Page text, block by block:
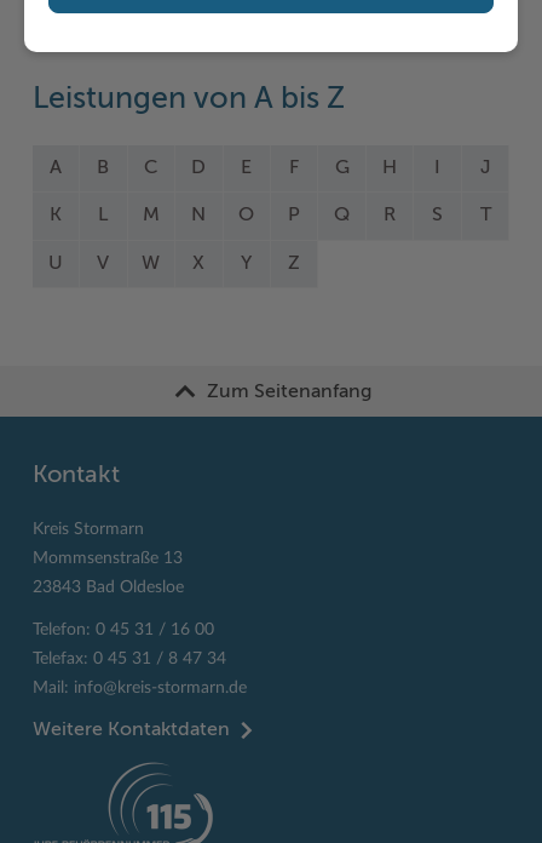
Formulare
Leistungen von A bis Z
A B C D E F G H J
K L M N O P Q R S
U V W X Y Z
Zum Seitenanfang
Kontakt
Kreis Stormarn
Mommsenstraße 13
23843 Bad Oldesloe
Telefon: 0 45 31 / 16 00
Telefax: 0 45 31 / 8 47 34
Mail: info@kreis-stormarn.de
Weitere Kontaktdaten